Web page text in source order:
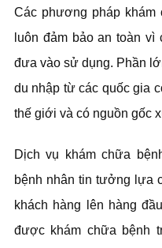
Các phương pháp khám
luôn đảm bảo an toàn
đưa vào sử dụng. Phần
du nhập từ các quốc gia
thế giới và có nguồn gốc
Dịch vụ khám chữa
bệnh nhân tin tưởng lựa
khách hàng lên hàng
được khám chữa bệnh